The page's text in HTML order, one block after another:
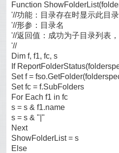
Function
'//功能：目录存在时显示此目
'//形参：目录名
'//返回值：成功为子目录列表
'//
Dim f, f1, fc, s
If
Set f =
Set fc = f.SubFolders
For Each f1 in fc
s = s & f1.name
s = s & "|"
Next
ShowFolderList = s
Else